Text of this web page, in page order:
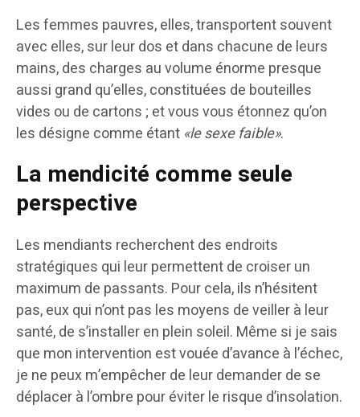
Les femmes pauvres, elles, transportent souvent
avec elles, sur leur dos et dans chacune de leurs
mains, des charges au volume énorme presque
aussi grand qu’elles, constituées de bouteilles
vides ou de cartons ; et vous vous étonnez qu’on
les désigne comme étant «le sexe faible».
La mendicité comme seule
perspective
Les mendiants recherchent des endroits
stratégiques qui leur permettent de croiser un
maximum de passants. Pour cela, ils n’hésitent
pas, eux qui n’ont pas les moyens de veiller à leur
santé, de s’installer en plein soleil. Même si je sais
que mon intervention est vouée d’avance à l’échec,
je ne peux m’empêcher de leur demander de se
déplacer à l’ombre pour éviter le risque d’insolation.